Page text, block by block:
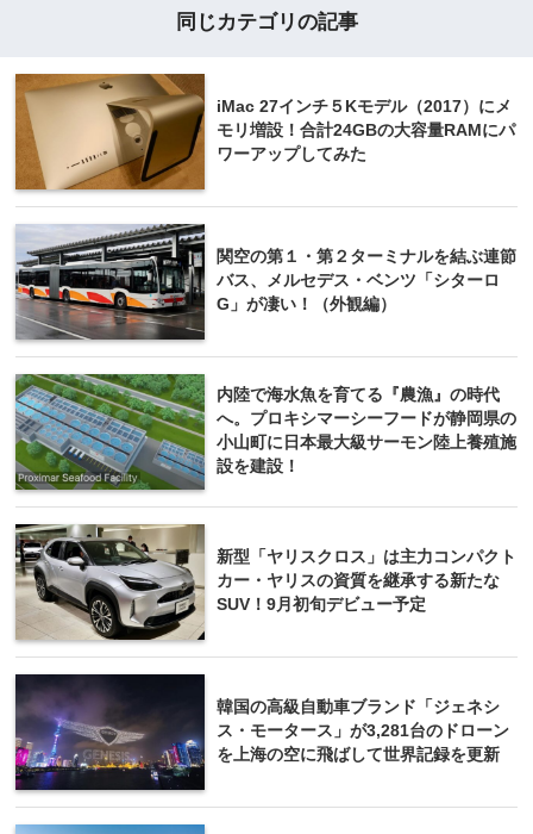
同じカテゴリの記事
iMac 27インチ５Kモデル（2017）にメ
モリ増設！合計24GBの大容量RAMにパ
ワーアップしてみた
関空の第１・第２ターミナルを結ぶ連節
バス、メルセデス・ベンツ「シターロ
G」が凄い！（外観編）
内陸で海水魚を育てる『農漁』の時代
へ。プロキシマーシーフードが静岡県の
小山町に日本最大級サーモン陸上養殖施
設を建設！
新型「ヤリスクロス」は主力コンパクト
カー・ヤリスの資質を継承する新たな
SUV！9月初旬デビュー予定
韓国の高級自動車ブランド「ジェネシ
ス・モータース」が3,281台のドローン
を上海の空に飛ばして世界記録を更新